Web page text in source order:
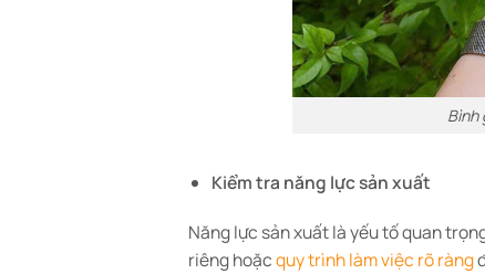
Bình
Kiểm tra năng lực sản xuất
Năng lực sản xuất là yếu tố quan
riêng hoặcquy trình làm việc rõ ràng